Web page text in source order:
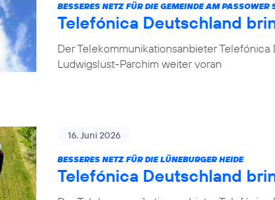
BESSERES NETZ FÜR DIE GEMEINDE AM PASSOWER
Telefónica Deutschland
Der Telekommunikationsanbieter
Ludwigslust-Parchim weiter voran
16. Juni 2026
BESSERES NETZ FÜR DIE LÜNEBURGER HEIDE
Telefónica Deutschland